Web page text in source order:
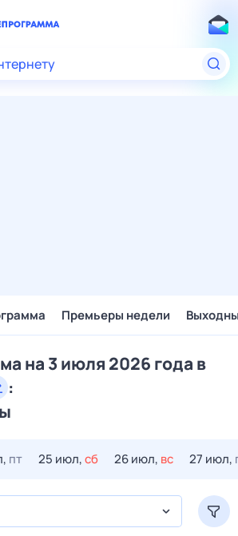
Премьеры недели
на 3 июля 2026 года в
:
пт 25 июл,сб 26 июл, вс 27 июл,